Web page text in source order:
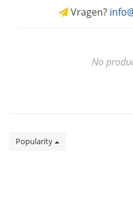
Vragen?
No
Popularity